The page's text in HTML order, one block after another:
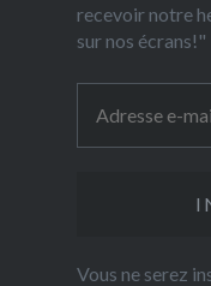
recevoir notre
sur nos écrans!"
Vous ne serez